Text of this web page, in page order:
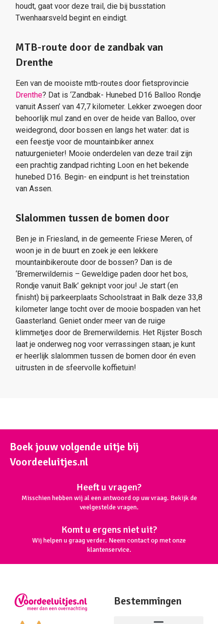
houdt, gaat voor deze trail, die bij busstation
Twenhaarsveld begint en eindigt.
MTB-route door de zandbak van
Drenthe
Een van de mooiste mtb-routes door fietsprovincie
Drenthe? Dat is ‘Zandbak- Hunebed D16 Balloo Rondje
vanuit Assen’ van 47,7 kilometer. Lekker zwoegen door
behoorlijk mul zand en over de heide van Balloo, over
weidegrond, door bossen en langs het water: dat is
een feestje voor de mountainbiker annex
natuurgenieter! Mooie onderdelen van deze trail zijn
een prachtig zandpad richting Loon en het bekende
hunebed D16. Begin- en eindpunt is het treinstation
van Assen.
Slalommen tussen de bomen door
Ben je in Friesland, in de gemeente Friese Meren, of
woon je in de buurt en zoek je een lekkere
mountainbikeroute door de bossen? Dan is de
‘Bremerwildernis – Geweldige paden door het bos,
Rondje vanuit Balk’ geknipt voor jou! Je start (en
finisht) bij parkeerplaats Schoolstraat in Balk deze 33,8
kilometer lange tocht over de mooie bospaden van het
Gaasterland. Geniet onder meer van de ruige
klimmetjes door de Bremerwildernis. Het Rijster Bosch
laat je onderweg nog voor verrassingen staan; je kunt
er heerlijk slalommen tussen de bomen door én even
uitrusten in de sfeervolle koffietuin!
Boek jouw volgende uitje bij
Voordeeluitjes.nl
Heeft u vragen?
Misschien hebben wij al een antwoord op uw vraag. Bekijk de
veelgestelde vragen.
Komt u ergens niet uit?
Wij helpen u graag verder. Neem contact op met onze
klantenservice.
Bestemmingen